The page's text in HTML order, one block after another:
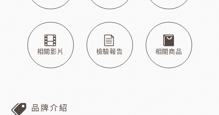
相關影片 檢驗報告 相關商品
品牌介紹